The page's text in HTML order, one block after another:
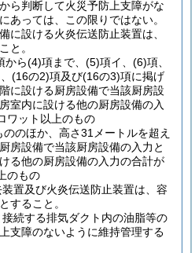
ら判断して火災予防上支障がな
あっては、この限りではない。
に設ける火炎伝送防止装置は、
と。
から(4)項まで、(5)項イ、(6)項、
(16の2)項及び(16の3)項に掲げ
に設ける厨房設備で当該厨房設
室内に設ける他の厨房設備の入
ワット以上のもの
ののほか、高さ31メートルを超え
房設備で当該厨房設備の入力と
る他の厨房設備の入力の合計が
のもの
置及び火炎伝送防止装置は、容
すること。
続する排気ダクト内の油脂等の
支障のないように維持管理する